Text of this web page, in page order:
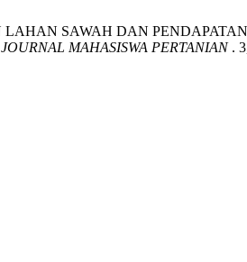
LAHAN SAWAH DAN
MAHASISWA PERTANIAN .